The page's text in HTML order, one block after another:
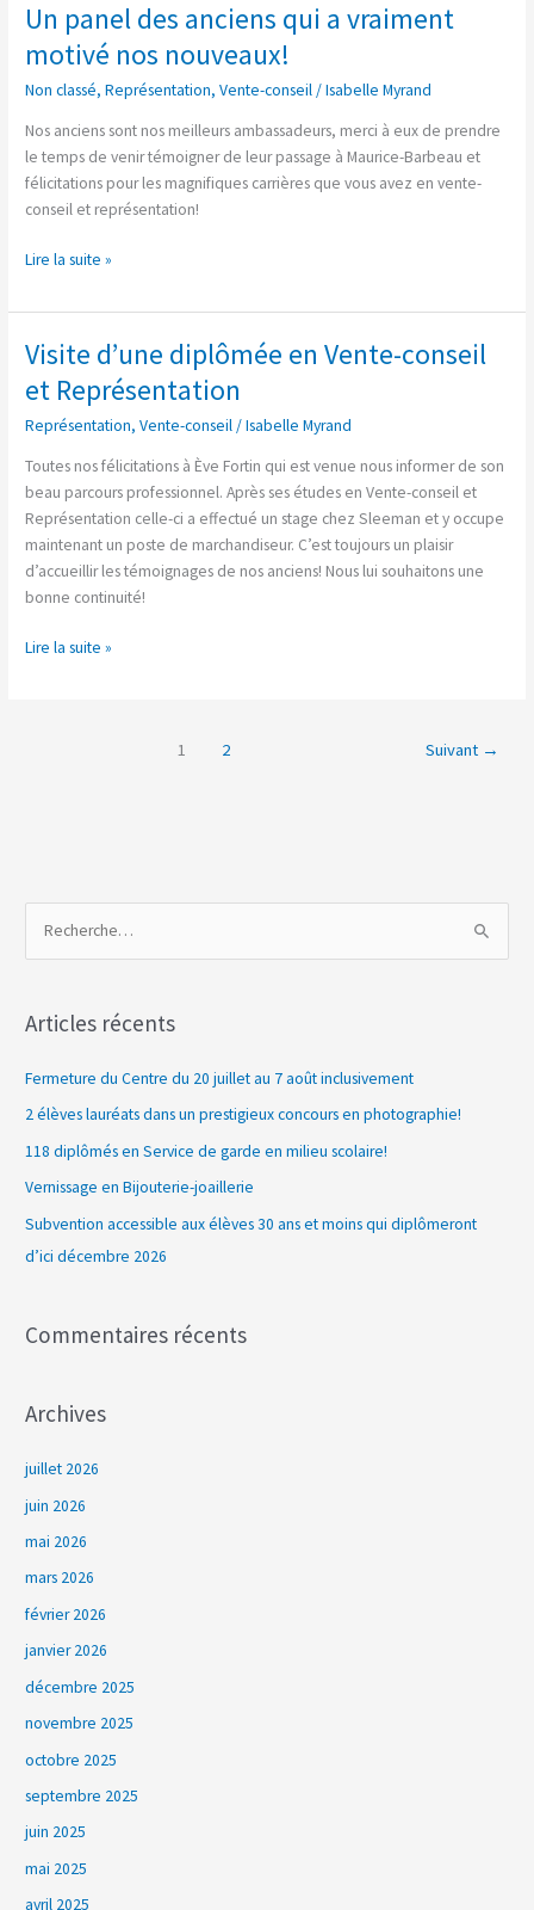
Un panel des anciens qui a vraiment
motivé nos nouveaux!
Non classé,Représentation,Vente-conseil/Isabelle Myrand
Nos anciens sont nos meilleurs ambassadeurs, merci à eux de prendre
le temps de venir témoigner de leur passage à Maurice-Barbeau et
félicitations pour les magnifiques carrières que vous avez en vente-
conseil et représentation!
Un
des
anciens
vraiment
nouveaux!
Lire la suite »
Visite d’une diplômée en Vente-conseil
et Représentation
Représentation,Vente-conseil/Isabelle Myrand
Toutes nos félicitations à Ève Fortin qui est venue nous informer de son
beau parcours professionnel. Après ses études en Vente-conseil et
Représentation celle-ci a effectué un stage chez Sleeman et y occupe
maintenant un poste de marchandiseur. C’est toujours un plaisir
d’accueillir les témoignages de nos anciens! Nous lui souhaitons une
bonne continuité!
Visite
diplômée
en
Représentation
Lire la suite »
1 2 Suivant →
h
h
e
r
Articles récents
Fermeture du Centre du 20 juillet au 7 août inclusivement
2 élèves lauréats dans un prestigieux concours en photographie!
118 diplômés en Service de garde en milieu scolaire!
Vernissage en Bijouterie-joaillerie
Subvention accessible aux élèves 30 ans et moins qui diplômeront
d’ici décembre 2026
Commentaires récents
Archives
juillet 2026
juin 2026
mai 2026
mars 2026
février 2026
janvier 2026
décembre 2025
novembre 2025
octobre 2025
septembre 2025
juin 2025
mai 2025
avril 2025